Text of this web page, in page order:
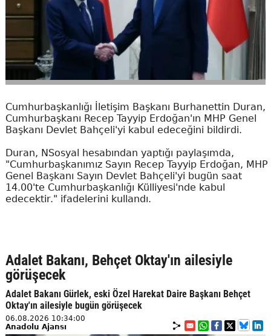
Cumhurbaşkanlığı İletişim Başkanı Burhanettin Duran,
Cumhurbaşkanı Recep Tayyip Erdoğan'ın MHP Genel
Başkanı Devlet Bahçeli'yi kabul edeceğini bildirdi.
Duran, NSosyal hesabından yaptığı paylaşımda,
"Cumhurbaşkanımız Sayın Recep Tayyip Erdoğan, MHP
Genel Başkanı Sayın Devlet Bahçeli'yi bugün saat
14.00'te Cumhurbaşkanlığı Külliyesi'nde kabul
edecektir." ifadelerini kullandı.
Adalet Bakanı, Behçet Oktay'ın ailesiyle
görüşecek
Adalet Bakanı Gürlek, eski Özel Harekat Daire Başkanı Behçet
Oktay'ın ailesiyle bugün görüşecek
06.08.2026 10:34:00
Anadolu Ajansı